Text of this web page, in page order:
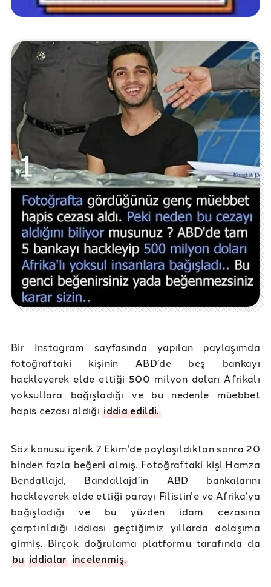
Bir Instagram sayfasında yapılan paylaşımda
fotoğraftaki kişinin ABD’de beş bankayı
hackleyerek elde ettiği 500 milyon doları Afrikalı
yoksullara bağışladığı ve bu nedenle müebbet
hapis cezası aldığıiddia edildi.
Söz konusu içerik 7 Ekim’de paylaşıldıktan sonra 20
binden fazla beğeni almış. Fotoğraftaki kişi Hamza
Bendallajd, Bandallajd’in ABD bankalarını
hackleyerek elde ettiği parayı Filistin’e ve Afrika’ya
bağışladığı ve bu yüzden idam cezasına
çarptırıldığı iddiası geçtiğimiz yıllarda dolaşıma
girmiş. Birçok doğrulama platformu tarafında da
bu iddialar incelenmiş.